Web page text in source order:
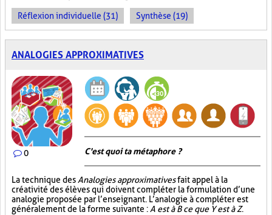
Réflexion individuelle (31) Synthèse (19)
ANALOGIES APPROXIMATIVES
0 C'est quoi ta métaphore ?
La technique des Analogies approximativesfait appel à la
créativité des élèves qui doivent compléter la formulation d’une
analogie proposée par l’enseignant. L’analogie à compléter est
généralement de la forme suivante : A est à B ce que Y est à Z.